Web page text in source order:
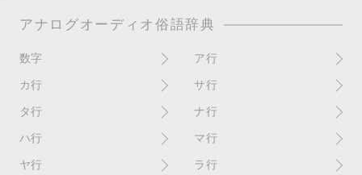
アナログオーディオ俗語辞典
数字
10インチ
4チャンネル
ア行
RPM(33,45)
赤盤
アセテート盤
EPアダプター
カ行
書き込み
歌詞記載ジャケット
ガチャ盤
サ行
サイン
CDJ
シールド盤
タ行
ターンテーブル
ダイナフレックス
ナ行
2枚使い
ン）
ハ行
ハウリング
マ行
マスターテンポ
ヤ行 ラ行